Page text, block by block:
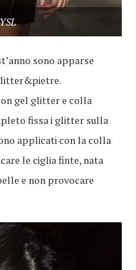
sono apparse
gel glitter e colla
fissa i glitter sulla
applicati con la colla
le ciglia finte, nata
e non provocare